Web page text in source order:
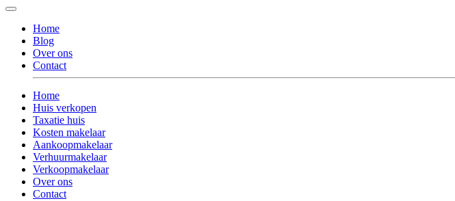
Home
Blog
Over ons
Contact
Home
Huis verkopen
Taxatie huis
Kosten makelaar
Aankoopmakelaar
Verhuurmakelaar
Verkoopmakelaar
Over ons
Contact